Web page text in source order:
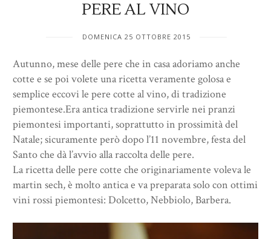
PERE AL VINO
DOMENICA 25 OTTOBRE 2015
Autunno, mese delle pere che in casa adoriamo anche
cotte e se poi volete una ricetta veramente golosa e
semplice eccovi le pere cotte al vino, di tradizione
piemontese.Era antica tradizione servirle nei pranzi
piemontesi importanti, soprattutto in prossimità del
Natale; sicuramente però dopo l’11 novembre, festa del
Santo che dà l’avvio alla raccolta delle pere.
La ricetta delle pere cotte che originariamente voleva le
martin sech, è molto antica e va preparata solo con ottimi
vini rossi piemontesi: Dolcetto, Nebbiolo, Barbera.